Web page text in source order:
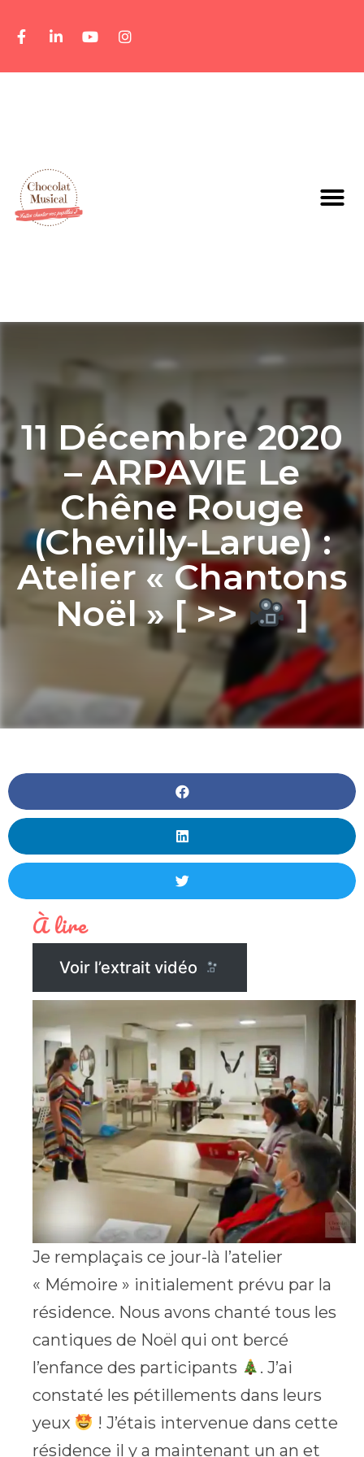
11 Décembre 2020
– ARPAVIE Le
Chêne Rouge
(Chevilly-Larue) :
Atelier « Chantons
Noël » [ >>
]
À lire
Voir l’extrait vidéo
Je remplaçais ce jour-là l’atelier
« Mémoire » initialement prévu par la
résidence. Nous avons chanté tous les
cantiques de Noël qui ont bercé
l’enfance des participants
. J’ai
constaté les pétillements dans leurs
yeux
! J’étais intervenue dans cette
résidence il y a maintenant un an et